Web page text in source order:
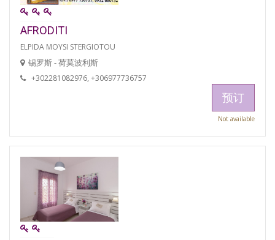
AFRODITI
ELPIDA MOYSI STERGIOTOU
锡罗斯 - 荷莫波利斯
+302281082976, +306977736757
预订
Not available